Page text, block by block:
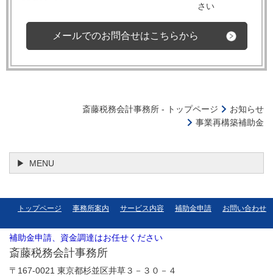
さい
メールでのお問合せはこちらから
斎藤税務会計事務所 - トップページ
お知らせ
事業再構築補助金
MENU
トップページ 事務所案内 サービス内容 補助金申請 お問い合わせ
補助金申請、資金調達はお任せください
斎藤税務会計事務所
〒167-0021 東京都杉並区井草３－３０－４